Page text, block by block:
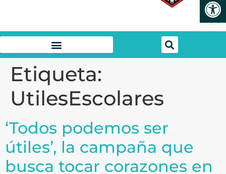
Etiqueta:
UtilesEscolares
‘Todos podemos ser
útiles’, la campaña que
busca tocar corazones en